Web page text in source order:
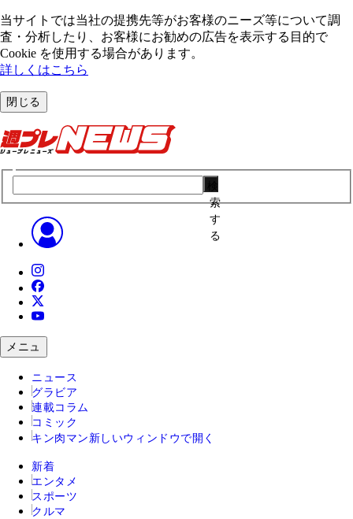
当サイトでは当社の提携先等がお客様のニーズ等について調
査・分析したり、お客様にお勧めの広告を表⽰する⽬的で
Cookie を使⽤する場合があります。
詳しくはこちら
閉じる
索
す
る
メニュ
ニュース
グラビア
連載コラム
コミック
キン肉マン 新しいウィンドウで開く
新着
エンタメ
スポーツ
クルマ